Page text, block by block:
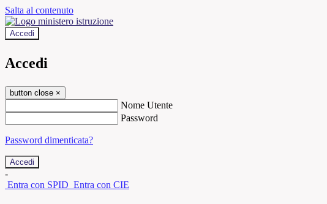
Salta al contenuto
Accedi
Accedi
button close ×
Nome Utente
Password
Password dimenticata?
-
Entra con SPID Entra con CIE